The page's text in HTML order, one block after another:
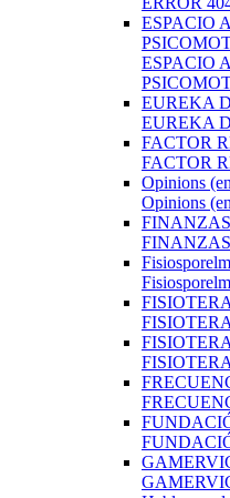
ESPACIO
ESPACIO
EUREKA
EUREKA
FACTOR
FACTOR
Opinions
Opinions